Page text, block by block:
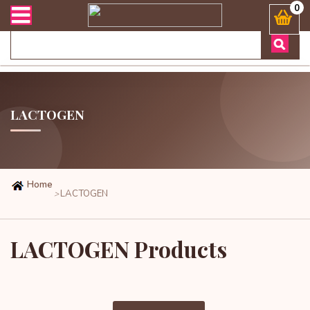
অর্ডার এবং ডেলিভারী সংক্রান্ত যেকোনো জিজ্ঞাসায় কল করুনঃ ( 0
LACTOGEN
Home
>LACTOGEN
LACTOGEN Products